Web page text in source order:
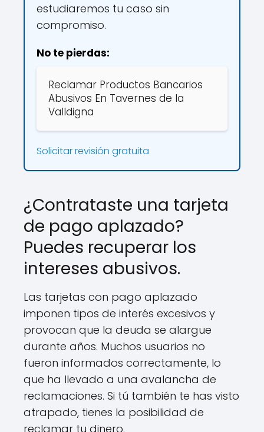
estudiaremos tu caso sin
compromiso.
No te pierdas:
Reclamar Productos Bancarios
Abusivos En Tavernes de la
Valldigna
Solicitar revisión gratuita
¿Contrataste una tarjeta
de pago aplazado?
Puedes recuperar los
intereses abusivos.
Las tarjetas con pago aplazado
imponen tipos de interés excesivos y
provocan que la deuda se alargue
durante años. Muchos usuarios no
fueron informados correctamente, lo
que ha llevado a una avalancha de
reclamaciones. Si tú también te has visto
atrapado, tienes la posibilidad de
reclamar tu dinero.